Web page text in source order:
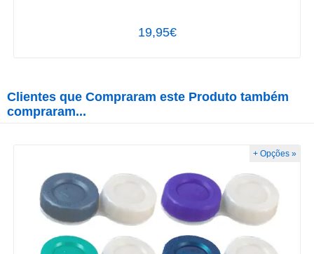
19,95€
Clientes que Compraram este Produto também
compraram...
+ Opções »